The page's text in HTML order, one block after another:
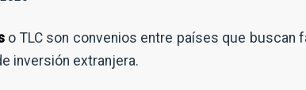
o TLC son convenios entre países que buscan
inversión extranjera.